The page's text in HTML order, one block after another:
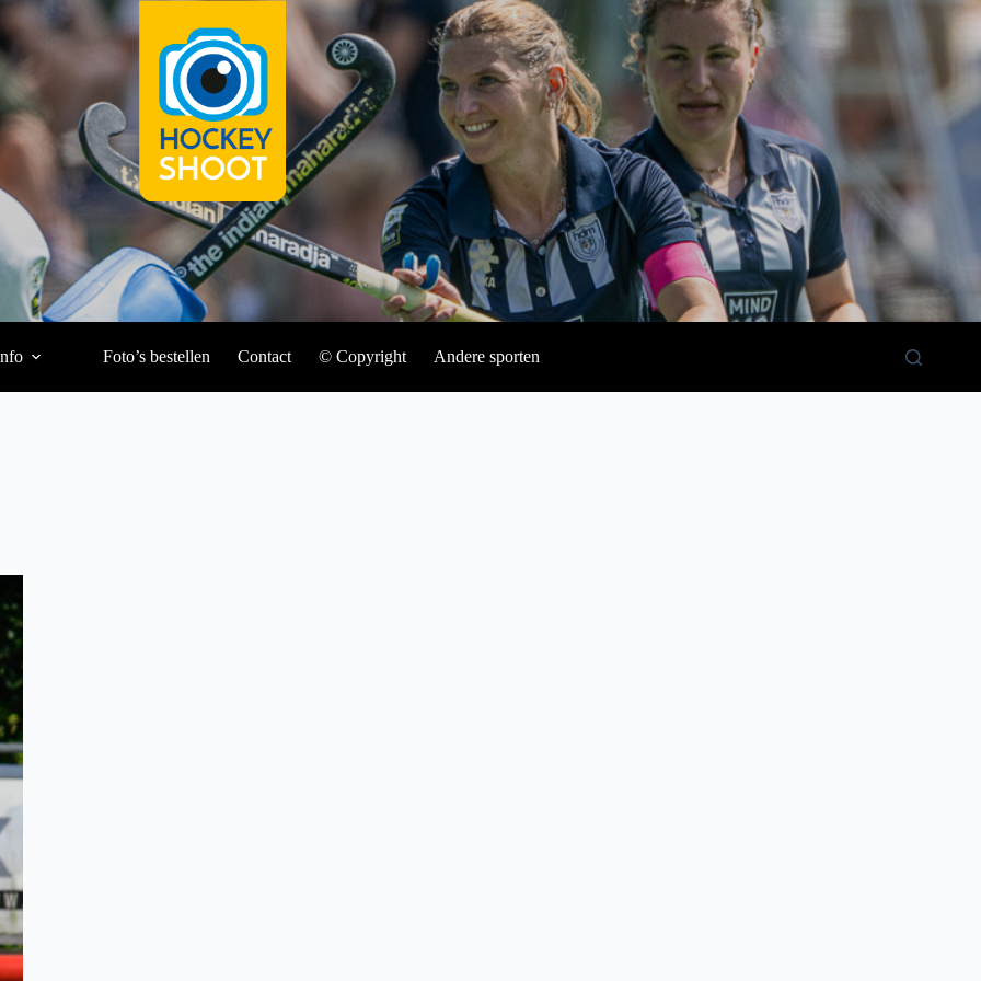
Foto’s bestellen Contact © Copyright Andere sporten